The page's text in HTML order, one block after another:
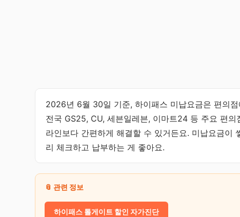
2026년 6월 30일 기준, 하이패스 미납요금은 편의
전국 GS25, CU, 세븐일레븐, 이마트24 등 주요 편
라인보다 간편하게 해결할 수 있거든요. 미납요금이
리 체크하고 납부하는 게 좋아요.
📎 관련 정보
하이패스 톨게이트 할인 자가진단